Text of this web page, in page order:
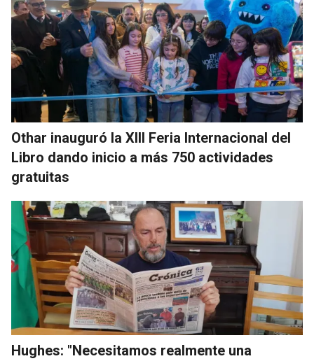
Othar inauguró la XIII Feria Internacional del
Libro dando inicio a más 750 actividades
gratuitas
Hughes: "Necesitamos realmente una